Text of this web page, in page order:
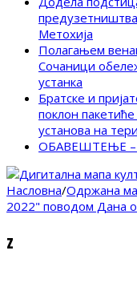
Метохија
Полагањем
Сочаници
устанка
Братске и
поклон
установа на
ОБАВЕШТЕЊЕ –
Насловна/Одржана
2022" поводом Дана
z